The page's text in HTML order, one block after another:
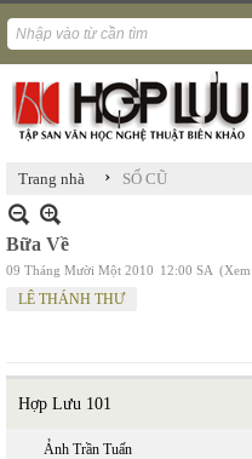
Trang nhà › SỐ CŨ
Bữa Về
09 Tháng Mười Một 2010 12:00 SA
LÊ THÁNH THƯ
Hợp Lưu 101
Ảnh Trần Tuấn